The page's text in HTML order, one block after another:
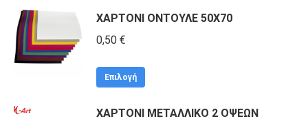
ΧΑΡΤΟΝΙ ΟΝΤΟΥΛΕ 50Χ70
0,50 €
Επιλογή
προϊόν
ΧΑΡΤΟΝΙ ΜΕΤΑΛΛΙΚΟ 2 ΟΨΕΩΝ